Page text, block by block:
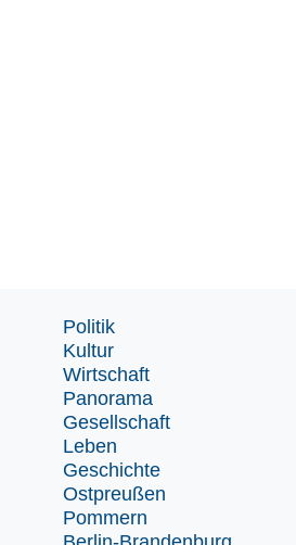
Politik
Kultur
Wirtschaft
Panorama
Gesellschaft
Leben
Geschichte
Ostpreußen
Pommern